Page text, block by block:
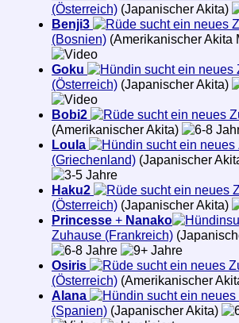
(Österreich) (Japanischer Akita)
Benji3
sucht ein neues
(Bosnien) (Amerikanischer Akita
Goku
sucht ein neues
(Österreich) (Japanischer Akita)
Bobi2
sucht ein neues
(Amerikanischer Akita)
Loula
sucht ein neues
(Griechenland) (Japanischer
Haku2
sucht ein neues
(Österreich) (Japanischer Akita)
Princesse + Nanako
Zuhause (Frankreich)
Osiris
sucht ein neues
(Österreich) (Amerikanischer
Alana
sucht ein
(Spanien) (Japanischer Akita)